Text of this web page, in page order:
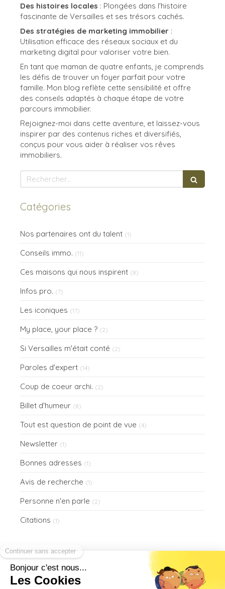
Des histoires locales : Plongées dans l'histoire
fascinante de Versailles et ses trésors cachés.
Des stratégies de marketing immobilier :
Utilisation efficace des réseaux sociaux et du
marketing digital pour valoriser votre bien.
En tant que maman de quatre enfants, je comprends
les défis de trouver un foyer parfait pour votre
famille. Mon blog reflète cette sensibilité et offre
des conseils adaptés à chaque étape de votre
parcours immobilier.
Rejoignez-moi dans cette aventure, et laissez-vous
inspirer par des contenus riches et diversifiés,
conçus pour vous aider à réaliser vos rêves
immobiliers.
Rechercher
Catégories
Nos partenaires ont du talent (1)
Conseils immo. (11)
Ces maisons qui nous inspirent (8)
Infos pro. (7)
Les iconiques (17)
My place, your place ? (2)
Si Versailles m'était conté (2)
Paroles d'expert (14)
Coup de coeur archi. (2)
Billet d'humeur (8)
Tout est question de point de vue (4)
Newsletter (1)
Bonnes adresses (1)
Avis de recherche (1)
Personne n'en parle (2)
Citations (1)